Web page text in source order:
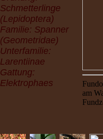
Schmetterlinge
(Lepidoptera)
Familie: Spanner
(Geometridae)
Unterfamilie:
Larentiinae
Gattung:
Elektrophaes
am